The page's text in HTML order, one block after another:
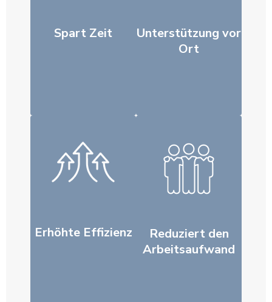
Spart Zeit
Unterstützung vor
Ort
Erhöhte Effizienz
Reduziert den
Arbeitsaufwand